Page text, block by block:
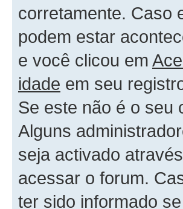
corretamente. Caso
podem estar
e você clicou em
idade em seu
Se este não é o seu
Alguns
seja activado
acessar o forum.
ter sido informado